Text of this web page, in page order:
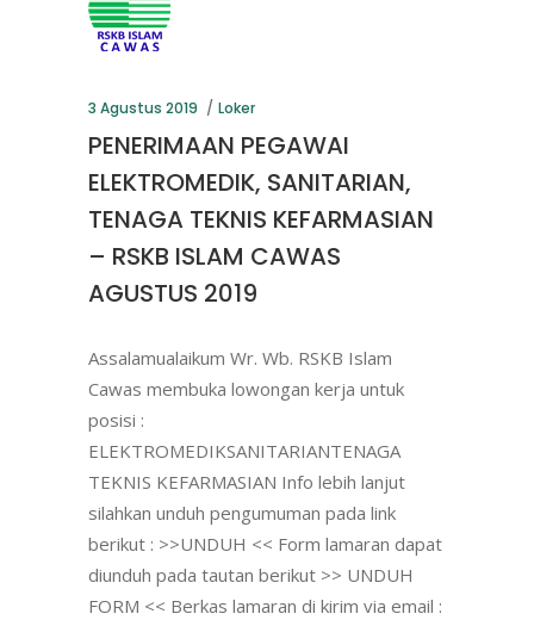
3 Agustus 2019 Loker
PENERIMAAN PEGAWAI
ELEKTROMEDIK, SANITARIAN,
TENAGA TEKNIS KEFARMASIAN
– RSKB ISLAM CAWAS
AGUSTUS 2019
Assalamualaikum Wr. Wb. RSKB Islam
Cawas membuka lowongan kerja untuk
posisi :
ELEKTROMEDIKSANITARIANTENAGA
TEKNIS KEFARMASIAN Info lebih lanjut
silahkan unduh pengumuman pada link
berikut : >>UNDUH << Form lamaran dapat
diunduh pada tautan berikut >> UNDUH
FORM << Berkas lamaran di kirim via email :